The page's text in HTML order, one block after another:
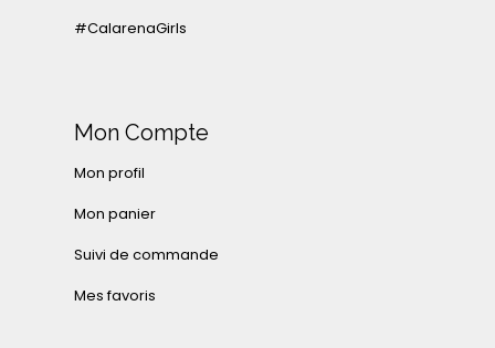
#CalarenaGirls
Mon Compte
Mon profil
Mon panier
Suivi de commande
Mes favoris